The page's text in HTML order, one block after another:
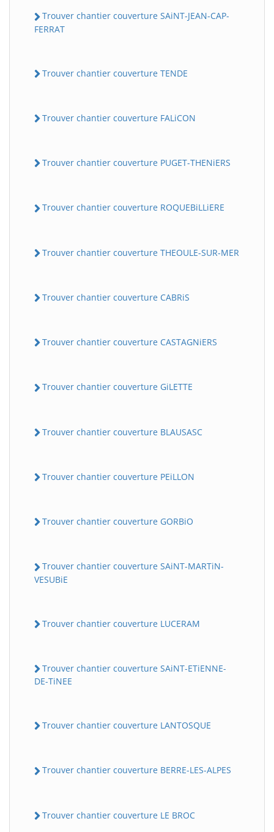
Trouver chantier couverture SAiNT-JEAN-CAP-
FERRAT
Trouver chantier couverture TENDE
Trouver chantier couverture FALiCON
Trouver chantier couverture PUGET-THENiERS
Trouver chantier couverture ROQUEBiLLiERE
Trouver chantier couverture THEOULE-SUR-MER
Trouver chantier couverture CABRiS
Trouver chantier couverture CASTAGNiERS
Trouver chantier couverture GiLETTE
Trouver chantier couverture BLAUSASC
Trouver chantier couverture PEiLLON
Trouver chantier couverture GORBiO
Trouver chantier couverture SAiNT-MARTiN-
VESUBiE
Trouver chantier couverture LUCERAM
Trouver chantier couverture SAiNT-ETiENNE-
DE-TiNEE
Trouver chantier couverture LANTOSQUE
Trouver chantier couverture BERRE-LES-ALPES
Trouver chantier couverture LE BROC